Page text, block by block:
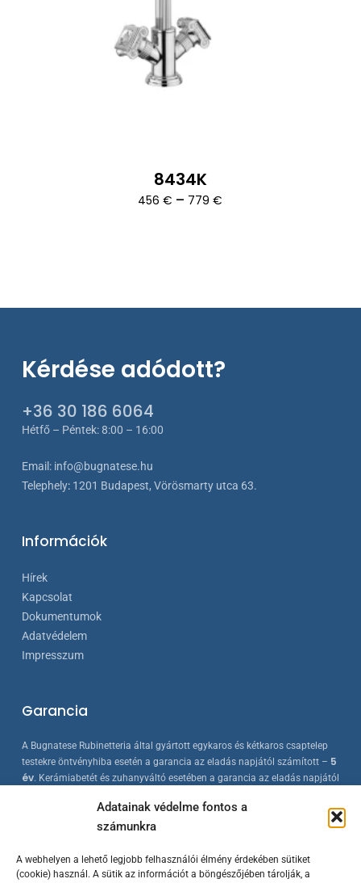
Adatainak védelme fontos a
számunkra
A webhelyen a lehető legjobb felhasználói élmény érdekében sütiket
(cookie) használ. A sütik az információt a böngészőjében tárolják, a
8434K
456€ – 779€
Kérdése adódott?
+36 30 186 6064
Hétfő – Péntek: 8:00 – 16:00
Email: info@bugnatese.hu
Telephely: 1201 Budapest, Vörösmarty utca 63.
Információk
Hírek
Kapcsolat
Dokumentumok
Adatvédelem
Impresszum
Garancia
A Bugnatese Rubinetteria által gyártott egykaros és kétkaros csaptelep
testekre öntvényhiba esetén a garancia az eladás napjától számított – 5
év. Kerámiabetét és zuhanyváltó esetében a garancia az eladás napjától
szabványokkal összhangban készülnek, folyamatos minőség-ellenőrzés